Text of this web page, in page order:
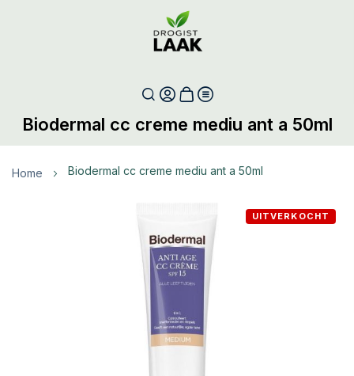
Biodermal cc creme mediu ant a 50ml
Home biodermal cc creme mediu ant a 50ml
UITVERKOCHT